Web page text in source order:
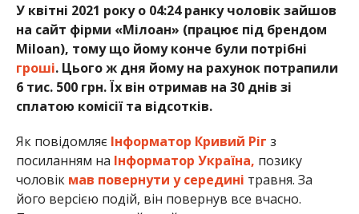
У квітні 2021 року о 04:24 ранку чоловік зайшов
на сайт фірми «Мілоан» (працює під брендом
Miloan), тому що йому конче були потрібні
гроші. Цього ж дня йому на рахунок потрапили
6 тис. 500 грн. Їх він отримав на 30 днів зі
сплатою комісії та відсотків.
Як повідомляєІнформатор Кривий Ріг з
посиланням на Інформатор Україна, позику
чоловік мав повернути у середині травня. За
його версією подій, він повернув все вчасно.